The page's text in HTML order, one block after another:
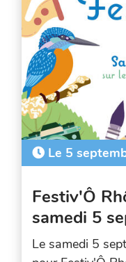
Le 5
Festiv'Ô
samedi 5
Le samedi 5